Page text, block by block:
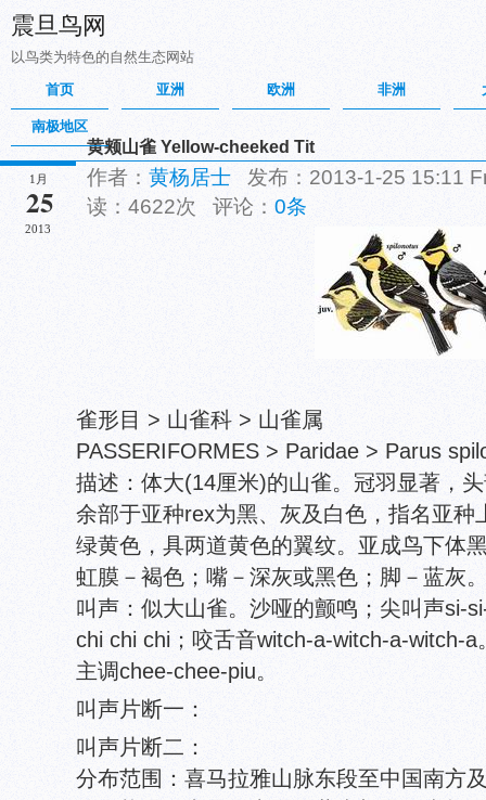
震旦鸟网
以鸟类为特色的自然生态网站
首页
亚洲 欧洲 非洲
南极地区
1月
25
2013
黄颊山雀 Yellow-cheeked Tit
作者： 黄杨居士 发布：2013-1-25 15:11
读：4622次 评论： 0条
雀形目 > 山雀科 > 山雀属
PASSERIFORMES > Paridae > Parus
描述：体大(14厘米)的山雀。冠羽显著，
余部于亚种rex为黑、灰及白色，指名亚种
绿黄色，具两道黄色的翼纹。亚成鸟下体
虹膜－褐色；嘴－深灰或黑色；脚－蓝灰
叫声：似大山雀。沙哑的颤鸣；尖叫声si-
chi chi chi；咬舌音witch-a-witch-a-witch-
主调chee-chee-piu。
叫声片断一：
叫声片断二：
分布范围：喜马拉雅山脉东段至中国南方